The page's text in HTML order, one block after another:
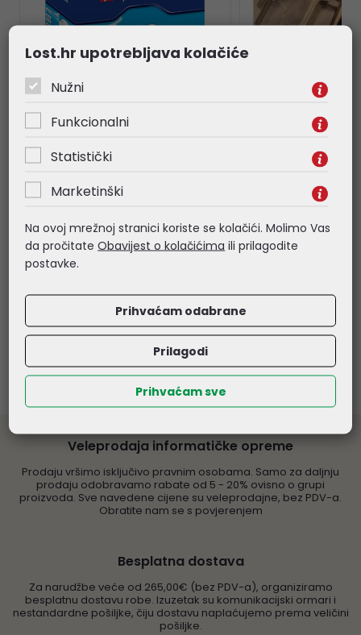
CD-R Verbatim 700MB 52×
5,22 €
Kataloški broj:43327
DB25 metalno
tipom navoja
Kataloški broj:DB25
Veleprodaja informatičke opreme
Prodaju vršimo isključivo pravnim osobama. Samo za daljnju
prodaju odobravamo rabate od 5 - 20% ovisno o grupi
proizvoda. Sve navedene cijene su veleprodajne, bez PDV-a.
Obratite nam se s povjerenjem
Besplatna dostava
Za narudžbe veće od 265,00€ (bez PDV-a), organiziramo
besplatnu dostavu robe. Izuzetak su komunikacijski ormari i
nestandardne pošiljke, čiju dostavu naplaćujemo prema veličini
pošiljke.
Lost.hr upotrebljava kolačiće
Nužni
Funkcionalni
Statistički
Marketinški
Na ovoj mrežnoj stranici koriste se kolačići. Molimo Vas
da pročitateObavijest o kolačićima ili prilagodite
postavke.
Prihvaćam odabrane
Prilagodi
Prihvaćam sve